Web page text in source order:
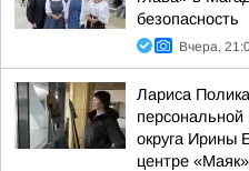
безопасность
Вчера,
Лариса
персональной
округа Ирины
центре «Маяк»